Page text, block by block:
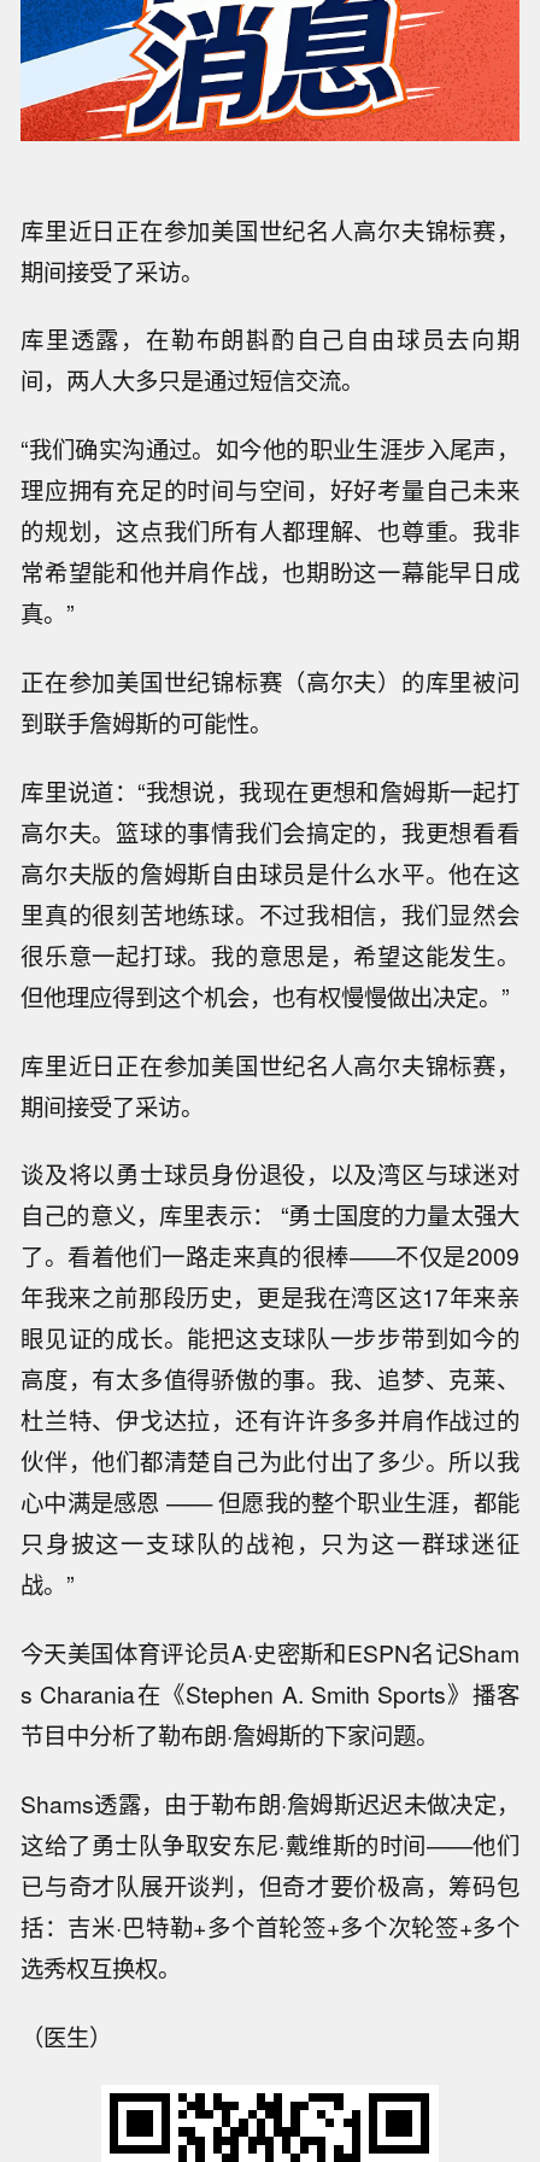
库里近日正在参加美国世纪名人高尔夫锦标赛，
期间接受了采访。
库里透露，在勒布朗斟酌自己自由球员去向期
间，两人大多只是通过短信交流。
“我们确实沟通过。如今他的职业生涯步入尾声，
理应拥有充足的时间与空间，好好考量自己未来
的规划，这点我们所有人都理解、也尊重。我非
常希望能和他并肩作战，也期盼这一幕能早日成
真。”
正在参加美国世纪锦标赛（高尔夫）的库里被问
到联手詹姆斯的可能性。
库里说道：“我想说，我现在更想和詹姆斯一起打
高尔夫。篮球的事情我们会搞定的，我更想看看
高尔夫版的詹姆斯自由球员是什么水平。他在这
里真的很刻苦地练球。不过我相信，我们显然会
很乐意一起打球。我的意思是，希望这能发生。
但他理应得到这个机会，也有权慢慢做出决定。”
库里近日正在参加美国世纪名人高尔夫锦标赛，
期间接受了采访。
谈及将以勇士球员身份退役，以及湾区与球迷对
自己的意义，库里表示： “勇士国度的力量太强大
了。看着他们一路走来真的很棒——不仅是2009
年我来之前那段历史，更是我在湾区这17年来亲
眼见证的成长。能把这支球队一步步带到如今的
高度，有太多值得骄傲的事。我、追梦、克莱、
杜兰特、伊戈达拉，还有许许多多并肩作战过的
伙伴，他们都清楚自己为此付出了多少。所以我
心中满是感恩 —— 但愿我的整个职业生涯，都能
只身披这一支球队的战袍，只为这一群球迷征
战。”
今天美国体育评论员A·史密斯和ESPN名记Sham
s Charania在《Stephen A. Smith Sports》播客
节目中分析了勒布朗·詹姆斯的下家问题。
Shams透露，由于勒布朗·詹姆斯迟迟未做决定，
这给了勇士队争取安东尼·戴维斯的时间——他们
已与奇才队展开谈判，但奇才要价极高，筹码包
括：吉米·巴特勒+多个首轮签+多个次轮签+多个
选秀权互换权。
（医生）